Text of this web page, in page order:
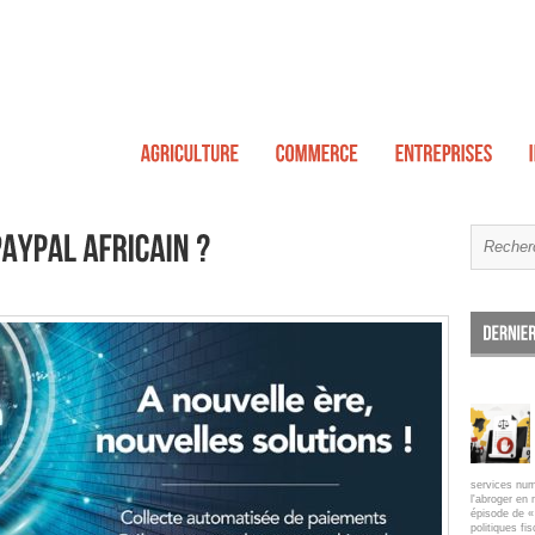
services
l'abroger en
épisode de
politiques